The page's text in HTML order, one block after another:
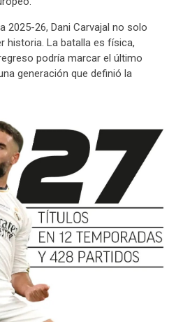
2025-26, Dani Carvajal no solo
historia. La batalla es física,
podría marcar el último
generación que definió la